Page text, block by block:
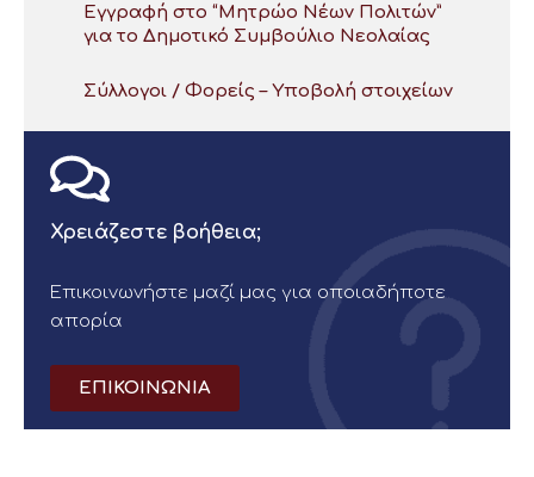
Εγγραφή στο “Μητρώο Νέων Πολιτών”
για το Δημοτικό Συμβούλιο Νεολαίας
Σύλλογοι / Φορείς – Υποβολή στοιχείων
Χρειάζεστε βοήθεια;
Επικοινωνήστε μαζί μας για οποιαδήποτε
απορία
ΕΠΙΚΟΙΝΩΝΙΑ